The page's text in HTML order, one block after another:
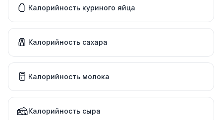
🥚 Калорийность куриного яйца
🧂 Калорийность сахара
🥛 Калорийность молока
🧀Калорийность сыра